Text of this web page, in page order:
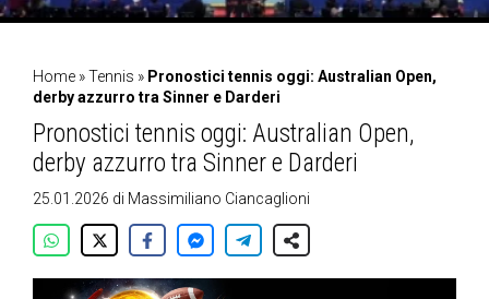
Home »Tennis » Pronostici tennis oggi: Australian Open,
derby azzurro tra Sinner e Darderi
Pronostici tennis oggi: Australian Open,
derby azzurro tra Sinner e Darderi
25.01.2026 di Massimiliano Ciancaglioni